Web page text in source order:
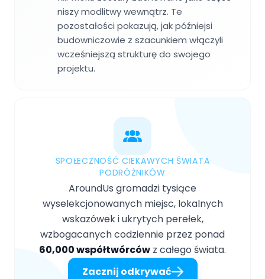
niszy modlitwy wewnątrz. Te
pozostałości pokazują, jak późniejsi
budowniczowie z szacunkiem włączyli
wcześniejszą strukturę do swojego
projektu.
SPOŁECZNOŚĆ CIEKAWYCH ŚWIATA
PODRÓŻNIKÓW
AroundUs gromadzi tysiące
wyselekcjonowanych miejsc, lokalnych
wskazówek i ukrytych perełek,
wzbogacanych codziennie przez ponad
60,000 współtwórców z całego świata.
Zacznij odkrywać